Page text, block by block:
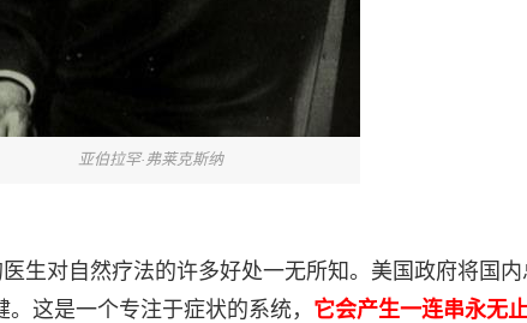
亚伯拉罕·弗莱克斯纳
生对自然疗法的许多好处一无所知。美国政府将国内
这是一个专注于症状的系统， 它会产生一连串永无